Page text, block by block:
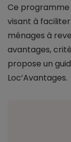
Ce programme
visant à
ménages à
avantages,
propose un
Loc’Avantages.